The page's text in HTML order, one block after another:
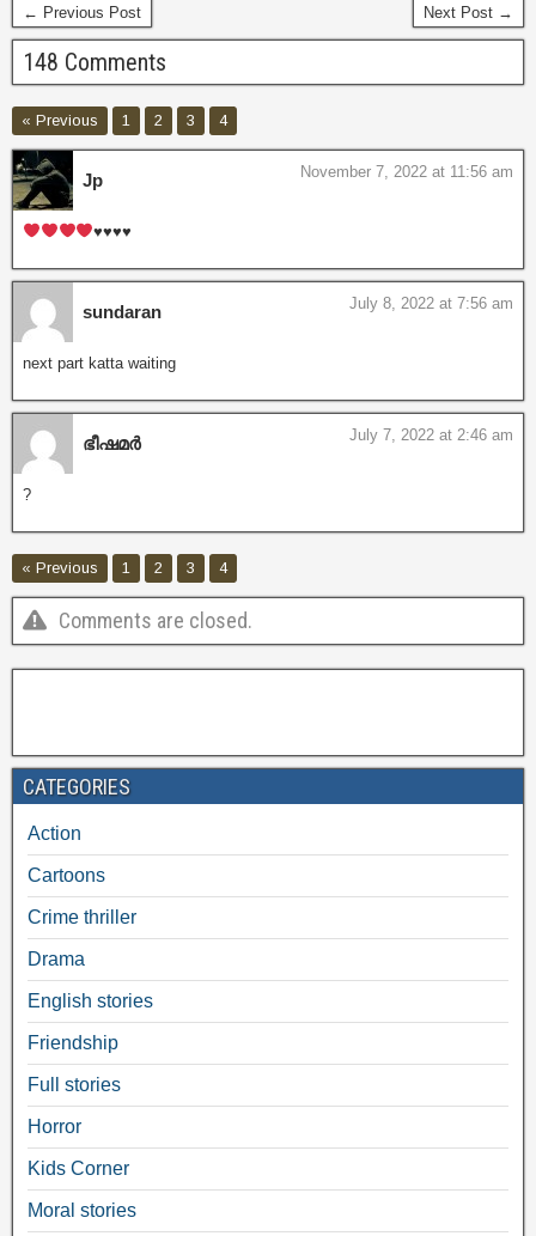
← Previous Post Next Post →
148 Comments
« Previous 1 2 3 4
Jp November 7, 2022 at 11:56 am
♥️♥️♥️♥️
sundaran July 8, 2022 at 7:56 am
next part katta waiting
ഭീഷമർ July 7, 2022 at 2:46 am
?
« Previous 1 2 3 4
Comments are closed.
CATEGORIES
Action
Cartoons
Crime thriller
Drama
English stories
Friendship
Full stories
Horror
Kids Corner
Moral stories